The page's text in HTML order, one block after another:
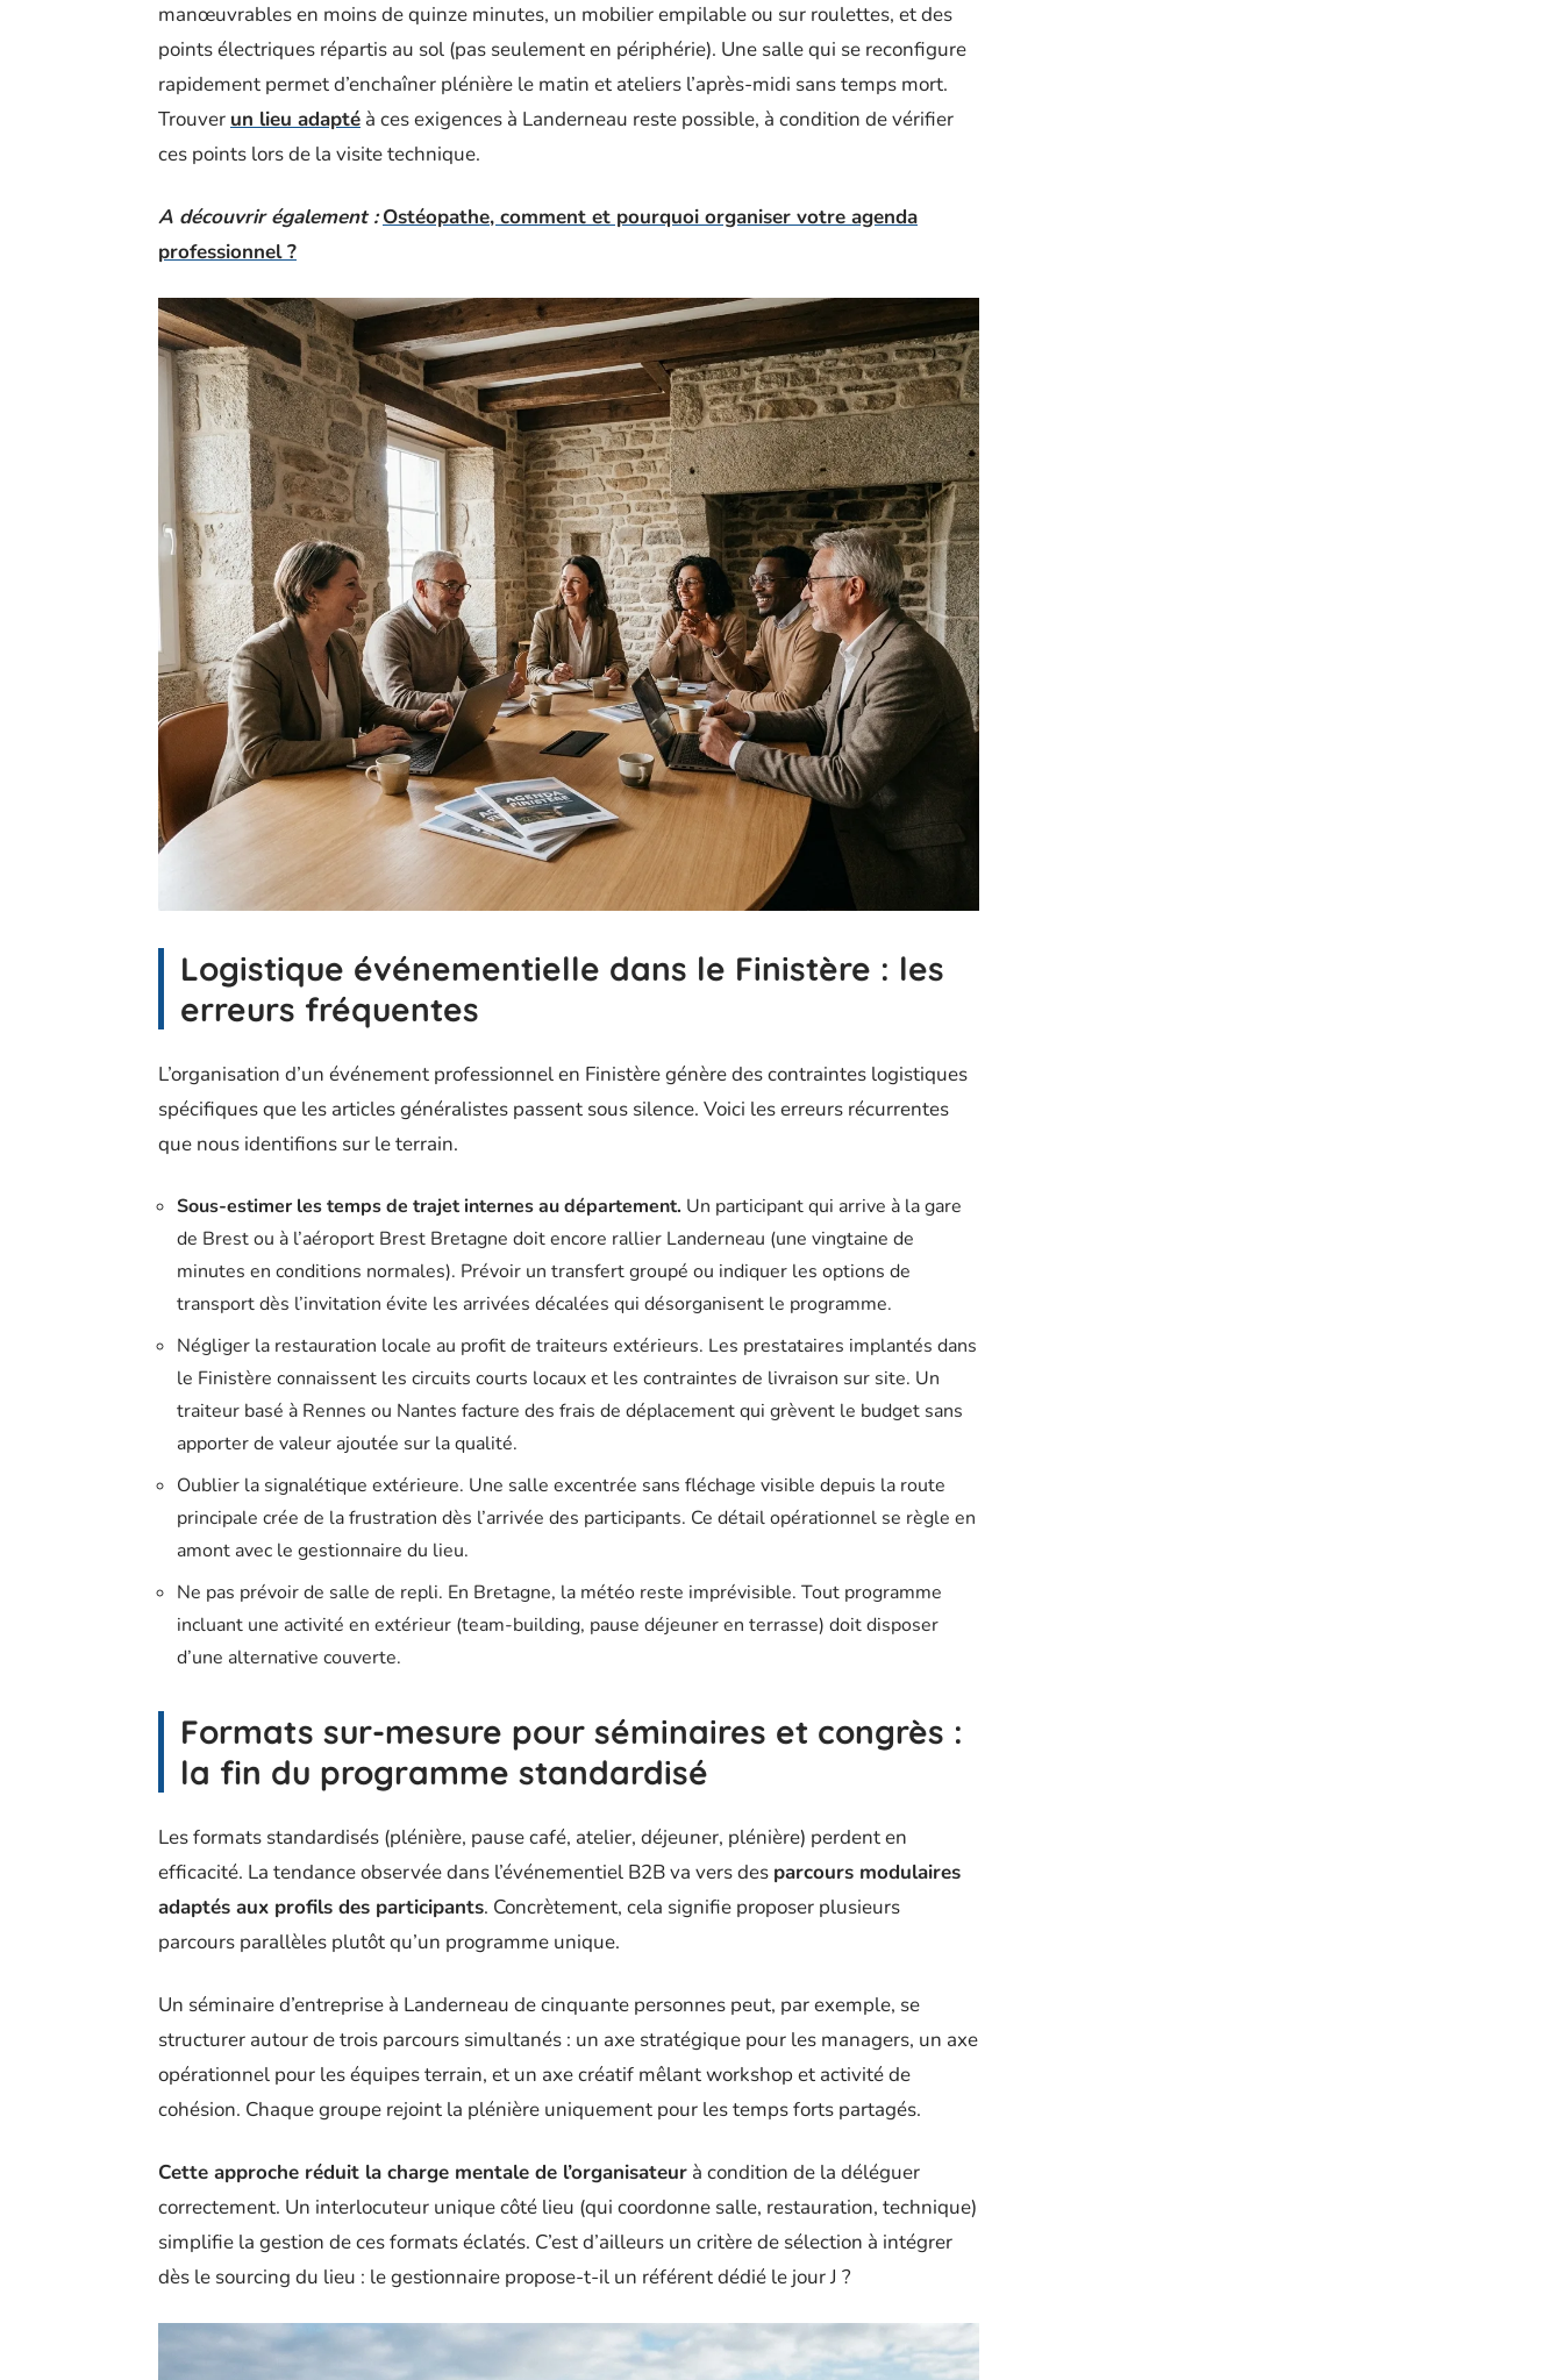
manœuvrables en moins de quinze minutes, un mobilier empilable ou sur roulettes, et des
points électriques répartis au sol (pas seulement en périphérie). Une salle qui se reconfigure
rapidement permet d’enchaîner plénière le matin et ateliers l’après-midi sans temps mort.
Trouver un lieu adapté à ces exigences à Landerneau reste possible, à condition de vérifier
ces points lors de la visite technique.
A découvrir également : Ostéopathe, comment et pourquoi organiser votre agenda
professionnel ?
Logistique événementielle dans le Finistère : les
erreurs fréquentes
L’organisation d’un événement professionnel en Finistère génère des contraintes logistiques
spécifiques que les articles généralistes passent sous silence. Voici les erreurs récurrentes
que nous identifions sur le terrain.
Sous-estimer les temps de trajet internes au département. Un participant qui arrive à la gare
de Brest ou à l’aéroport Brest Bretagne doit encore rallier Landerneau (une vingtaine de
minutes en conditions normales). Prévoir un transfert groupé ou indiquer les options de
transport dès l’invitation évite les arrivées décalées qui désorganisent le programme.
Négliger la restauration locale au profit de traiteurs extérieurs. Les prestataires implantés dans
le Finistère connaissent les circuits courts locaux et les contraintes de livraison sur site. Un
traiteur basé à Rennes ou Nantes facture des frais de déplacement qui grèvent le budget sans
apporter de valeur ajoutée sur la qualité.
Oublier la signalétique extérieure. Une salle excentrée sans fléchage visible depuis la route
principale crée de la frustration dès l’arrivée des participants. Ce détail opérationnel se règle en
amont avec le gestionnaire du lieu.
Ne pas prévoir de salle de repli. En Bretagne, la météo reste imprévisible. Tout programme
incluant une activité en extérieur (team-building, pause déjeuner en terrasse) doit disposer
d’une alternative couverte.
Formats sur-mesure pour séminaires et congrès :
la fin du programme standardisé
Les formats standardisés (plénière, pause café, atelier, déjeuner, plénière) perdent en
efficacité. La tendance observée dans l’événementiel B2B va vers des parcours modulaires
adaptés aux profils des participants. Concrètement, cela signifie proposer plusieurs
parcours parallèles plutôt qu’un programme unique.
Un séminaire d’entreprise à Landerneau de cinquante personnes peut, par exemple, se
structurer autour de trois parcours simultanés : un axe stratégique pour les managers, un axe
opérationnel pour les équipes terrain, et un axe créatif mêlant workshop et activité de
cohésion. Chaque groupe rejoint la plénière uniquement pour les temps forts partagés.
Cette approche réduit la charge mentale de l’organisateur à condition de la déléguer
correctement. Un interlocuteur unique côté lieu (qui coordonne salle, restauration, technique)
simplifie la gestion de ces formats éclatés. C’est d’ailleurs un critère de sélection à intégrer
dès le sourcing du lieu : le gestionnaire propose-t-il un référent dédié le jour J ?